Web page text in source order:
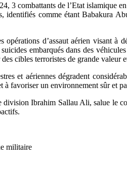
3 combattants de l’Etat islamique
identifiés comme étant Babakura
opérations d’assaut aérien visant
embarqués dans des
cibles terroristes de grande valeur
et aériennes dégradent
à favoriser un environnement sûr et
Ibrahim Sallau Ali, salue le
militaire